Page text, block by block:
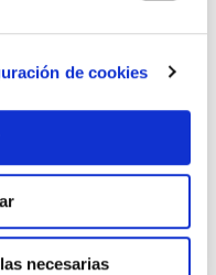
de cookies
necesarias
con bombillo
interfer